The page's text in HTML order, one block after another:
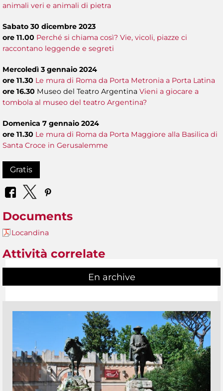
animali veri e animali di pietra
Sabato 30 dicembre 2023
ore 11.00 Perché si chiama così? Vie, vicoli, piazze ci
raccontano leggende e segreti
Mercoledì 3 gennaio 2024
ore 11.30 Le mura di Roma da Porta Metronia a Porta Latina
ore 16.30 Museo del Teatro Argentina Vieni a giocare a
tombola al museo del teatro Argentina?
Domenica 7 gennaio 2024
ore 11.30 Le mura di Roma da Porta Maggiore alla Basilica di
Santa Croce in Gerusalemme
Gratis
Documents
Locandina
Attività correlate
En archive